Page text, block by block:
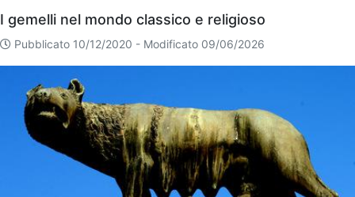
Eventi
I gemelli nel mondo classico e religioso
Pubblicato 10/12/2020 - Modificato 09/06/2026